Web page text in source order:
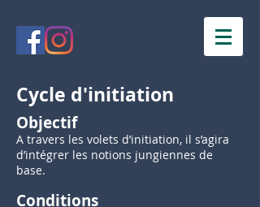
Cycle d'initiation
Objectif
A travers les volets d’initiation, il s’agira
d’intégrer les notions jungiennes de
base.
Conditions